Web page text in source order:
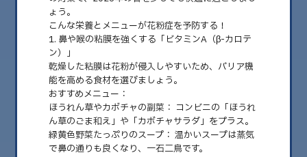
2026.01.20
ょう。
こんな栄養とメニューが花粉症を予防する！
1. 鼻や喉の粘膜を強くする「ビタミンA（β-カロテ
ン）」
乾燥した粘膜は花粉が侵入しやすいため、バリア機
能を高める食材を選びましょう。
おすすめメニュー：
ほうれん草やカボチャの副菜： コンビニの「ほうれ
ん草のごま和え」や「カボチャサラダ」をプラス。
緑黄色野菜たっぷりのスープ： 温かいスープは蒸気
で鼻の通りも良くなり、一石二鳥です。